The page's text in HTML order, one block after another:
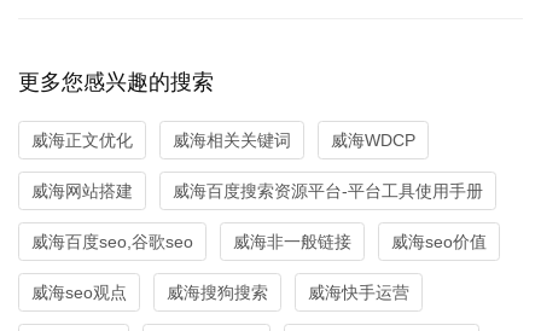
更多您感兴趣的搜索
威海正文优化 威海相关关键词 威海WDCP
威海网站搭建 威海百度搜索资源平台-平台工具使用手册
威海百度seo,谷歌seo 威海非一般链接 威海seo价值
威海seo观点 威海搜狗搜索 威海快手运营